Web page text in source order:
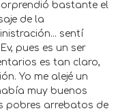
bastante el
de la
sentí
pues es un ser
es tan claro,
Yo me alejé un
muy buenos
pobres arrebatos de